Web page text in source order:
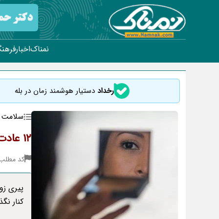
نمناکاخبار
رخداد دستیار هوشمند زمان در بله
سلامت
12 عادت نادرست و غلط که علت پیری زودرس شما می شود
کد مطلب :
پیری
کنار